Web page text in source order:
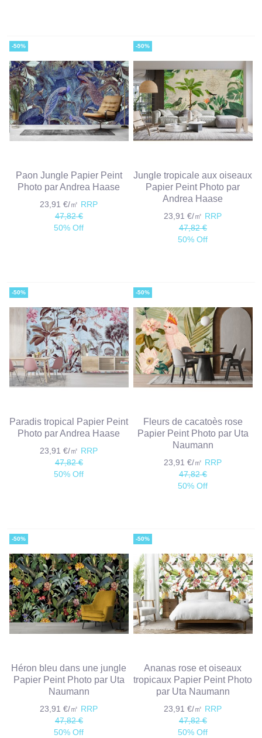
-50%
Paon Jungle Papier Peint
Photo par Andrea Haase
23,91 €/㎡ RRP
47,82 €
50% Off
-50%
Jungle tropicale aux oiseaux
Papier Peint Photo par
Andrea Haase
23,91 €/㎡ RRP
47,82 €
50% Off
-50%
Paradis tropical Papier Peint
Photo par Andrea Haase
23,91 €/㎡ RRP
47,82 €
50% Off
-50%
Fleurs de cacatoès rose
Papier Peint Photo par Uta
Naumann
23,91 €/㎡ RRP
47,82 €
50% Off
-50%
Héron bleu dans une jungle
Papier Peint Photo par Uta
Naumann
23,91 €/㎡ RRP
47,82 €
50% Off
-50%
Ananas rose et oiseaux
tropicaux Papier Peint Photo
par Uta Naumann
23,91 €/㎡ RRP
47,82 €
50% Off